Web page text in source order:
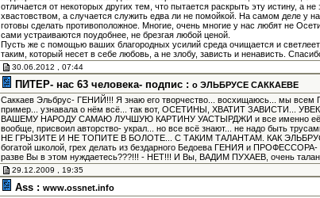
отличается от некоторых других тем, что пытается раскрыть эту истину, а
хвастовством, а случается служить едва ли не помойкой. На самом деле у
готовы сделать противоположное. Многие, очень многие у нас любят не
сами устраиваются поудобнее, не брезгая любой ценой.
Пусть же с помощью ваших благородных усилий среда очищается и
таким, который несет в себе любовь, а не злобу, зависть и ненависть.
30.06.2012 , 07:44
ПИТЕР- нас 63 человека- подпис : о ЭЛЬБРУСЕ САККАЕВЕ
Саккаев Эльбрус- ГЕНИЙ!!! Я знаю его творчество... восхищаюсь... мы всем
пример... узнавала о нём всё... так вот, ОСЕТИНЫ, ХВАТИТ ЗАВИСТИ...
ВАШЕМУ НАРОДУ САМАЮ ЛУЧШУЮ КАРТИНУ УАСТЫРДЖИ и все именно её
вообще, присвоил авторство- украл... но все всё знают... не надо быть
НЕ ГРЫЗИТЕ И НЕ ТОПИТЕ В БОЛОТЕ... С ТАКИМ ТАЛАНТАМ. КАК ЭЛЬБРУС
богатой школой, грех делать из бездарного Бедоева ГЕНИЯ и ПРОФЕССОРА-
разве Вы в этом нуждаетесь???!!! - НЕТ!!! И Вы, ВАДИМ ПУХАЕВ, очень
29.12.2009 , 19:35
Ass : www.ossnet.info